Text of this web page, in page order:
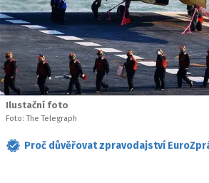
Ilustační foto
Foto: The Telegraph
Proč důvěřovat zpravodajství